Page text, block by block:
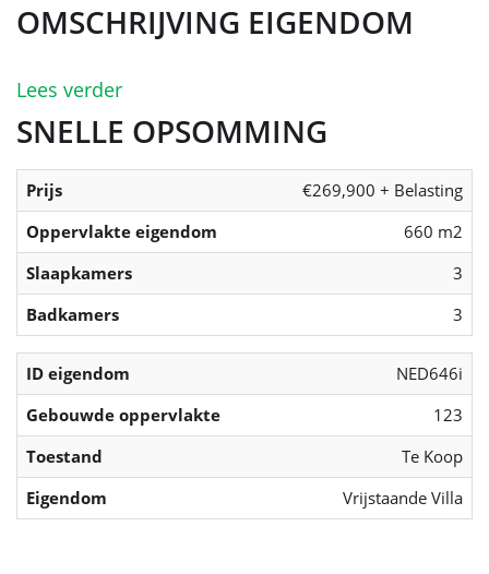
OMSCHRIJVING EIGENDOM
Lees verder
SNELLE OPSOMMING
Prijs
€269,900 + Belasting
Oppervlakte eigendom
660 m2
Slaapkamers
3
Badkamers
3
ID eigendom
NED646i
Gebouwde oppervlakte
123
Toestand
Te Koop
Eigendom
Vrijstaande Villa